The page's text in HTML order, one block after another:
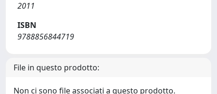
2011
ISBN
9788856844719
File in questo prodotto:
Non ci sono file associati a questo prodotto.